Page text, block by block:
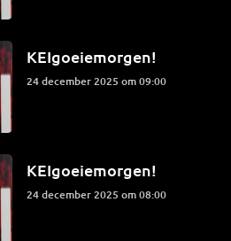
KEIgoeiemorgen!
24 december 2025 om 09:00
KEIgoeiemorgen!
24 december 2025 om 08:00